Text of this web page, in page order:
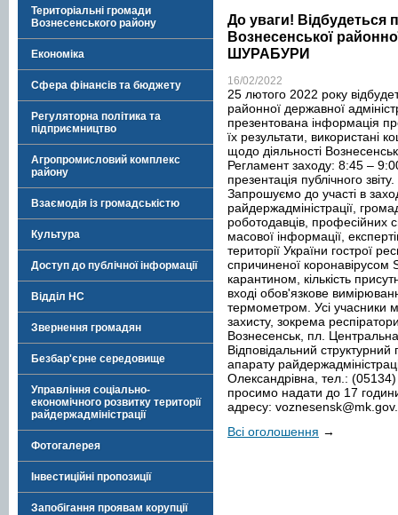
Територіальні громади
Вознесенського району
Економіка
Сфера фінансів та бюджету
Регуляторна політика та
підприємництво
Агропромисловий комплекс
району
Взаємодія із громадськістю
Культура
Доступ до публічної інформації
Відділ НС
Звернення громадян
Безбар'єрне середовище
Управління соціально-
економічного розвитку території
райдержадміністрації
Фотогалерея
Інвестиційні пропозиції
Запобігання проявам корупції
До уваги! Відбудеться
Вознесенської
ШУРАБУРИ
16/02/2022
25 лютого 2022 року
районної державної
презентована інформація
їх результати, використані
щодо діяльності
Регламент заходу: 8:45 –
презентація публічного
Запрошуємо до участі в
райдержадміністрації,
роботодавців, професійних
масової інформації,
території України гострої
спричиненої коронавірусом
карантином, кількість
вході обов'язкове
термометром. Усі учасники
захисту, зокрема
Вознесенськ, пл.
Відповідальний структурний
апарату
Олександрівна, тел.:
просимо надати до 17
адресу:
Всі оголошення →